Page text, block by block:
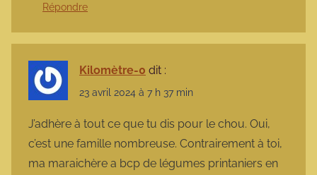
Répondre
Kilomètre-0 dit :
23 avril 2024 à 7 h 37 min
J’adhère à tout ce que tu dis pour le chou. Oui,
c’est une famille nombreuse. Contrairement à toi,
ma maraichère a bcp de légumes printaniers en